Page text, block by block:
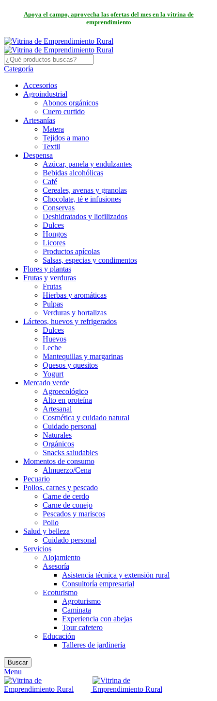
Apoya el campo, aprovecha las ofertas del mes en la vitrina de
emprendimiento
Categoría
Accesorios
Agroindustrial
Abonos orgánicos
Cuero curtido
Artesanías
Matera
Tejidos a mano
Textil
Despensa
Azúcar, panela y endulzantes
Bebidas alcohólicas
Café
Cereales, avenas y granolas
Chocolate, té e infusiones
Conservas
Deshidratados y liofilizados
Dulces
Hongos
Licores
Productos apícolas
Salsas, especias y condimentos
Flores y plantas
Frutas y verduras
Frutas
Hierbas y aromáticas
Pulpas
Verduras y hortalizas
Lácteos, huevos y refrigerados
Dulces
Huevos
Leche
Mantequillas y margarinas
Quesos y quesitos
Yogurt
Mercado verde
Agroecológico
Alto en proteína
Artesanal
Cosmética y cuidado natural
Cuidado personal
Naturales
Orgánicos
Snacks saludables
Momentos de consumo
Almuerzo/Cena
Pecuario
Pollos, carnes y pescado
Carne de cerdo
Carne de conejo
Pescados y mariscos
Pollo
Salud y belleza
Cuidado personal
Servicios
Alojamiento
Asesoría
Asistencia técnica y extensión rural
Consultoría empresarial
Ecoturismo
Agroturismo
Caminata
Experiencia con abejas
Tour cafetero
Educación
Talleres de jardinería
Buscar
Menu